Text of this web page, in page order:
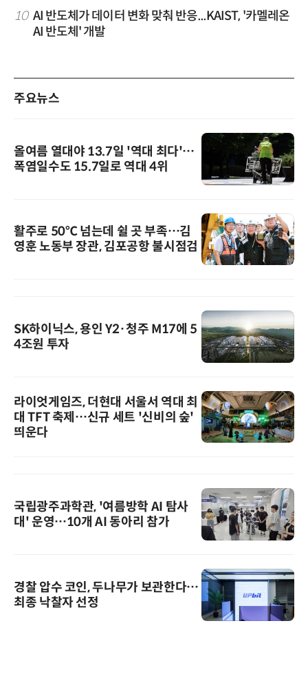
10 AI 반도체가 데이터 변화 맞춰 반응...KAIST, '카멜레온
AI 반도체' 개발
주요뉴스
올여름 열대야 13.7일 '역대 최다'…
폭염일수도 15.7일로 역대 4위
활주로 50℃ 넘는데 쉴 곳 부족…김
영훈 노동부 장관, 김포공항 불시점검
SK하이닉스, 용인 Y2·청주 M17에 5
4조원 투자
라이엇게임즈, 더현대 서울서 역대 최
대 TFT 축제…신규 세트 '신비의 숲'
띄운다
국립광주과학관, '여름방학 AI 탐사
대' 운영…10개 AI 동아리 참가
경찰 압수 코인, 두나무가 보관한다…
최종 낙찰자 선정